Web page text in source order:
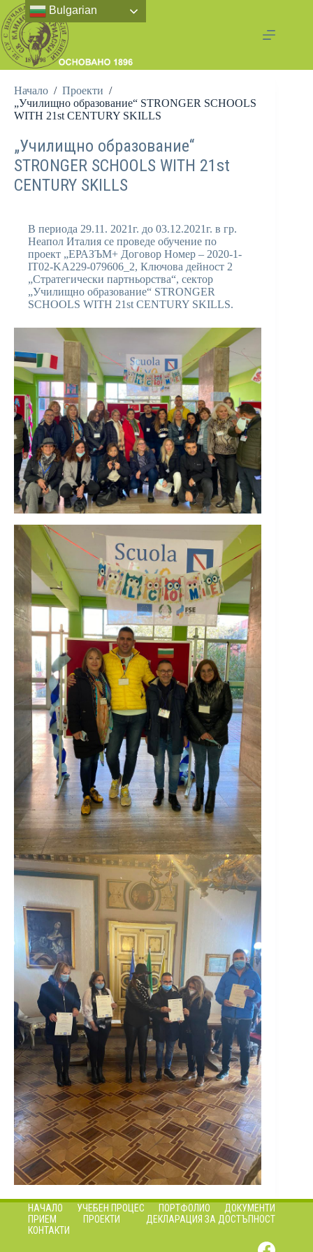
Начало / Проекти /
„Училищно образование“ STRONGER SCHOOLS
WITH 21st CENTURY SKILLS
„Училищно образование“
STRONGER SCHOOLS WITH 21st
CENTURY SKILLS
В периода 29.11. 2021г. до 03.12.2021г. в гр.
Неапол Италия се проведе обучение по
проект „ЕРАЗЪМ+ Договор Номер – 2020-1-
IT02-KA229-079606_2, Ключова дейност 2
„Стратегически партньорства“, сектор
„Училищно образование“ STRONGER
SCHOOLS WITH 21st CENTURY SKILLS.
НАЧАЛО УЧЕБЕН ПРОЦЕС ПОРТФОЛИО
ДОКУМЕНТИ
ПРИЕМ
ПРОЕКТИ
ДЕКЛАРАЦИЯ ЗА ДОСТЪПНОСТ
КОНТАКТИ
Bulgarian